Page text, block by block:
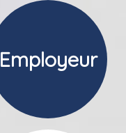
Employeur